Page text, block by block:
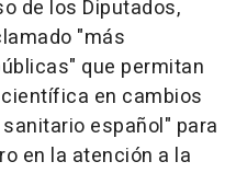
de los Diputados,
"más
que permitan
en cambios
español" para
en la atención a la